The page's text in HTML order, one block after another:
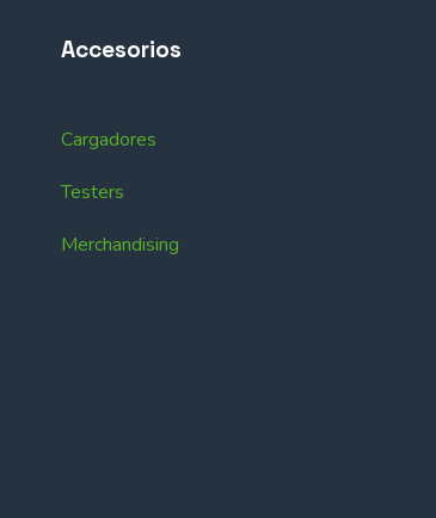
Accesorios
Cargadores
Testers
Merchandising